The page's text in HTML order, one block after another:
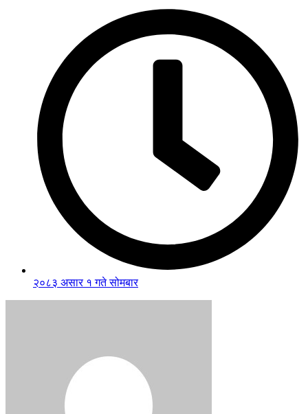
२०८३ असार १ गते सोमबार